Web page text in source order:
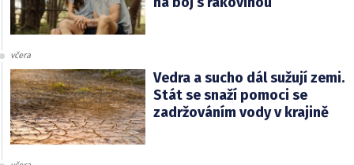
včera
Vedra a sucho dál sužují zemi.
Stát se snaží pomoci se
zadržováním vody v krajině